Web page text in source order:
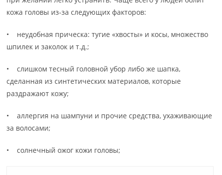
кожа головы из-за следующих факторов:
• неудобная прическа: тугие «хвосты» и косы, множество
шпилек и заколок и т.д.;
• слишком тесный головной убор либо же шапка,
сделанная из синтетических материалов, которые
раздражают кожу;
• аллергия на шампуни и прочие средства, ухаживающие
за волосами;
• солнечный ожог кожи головы;